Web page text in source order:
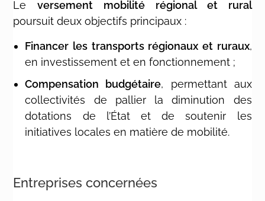
Leversement mobilité régional et rural
poursuit deux objectifs principaux :
Financer les transports régionaux et ruraux,
en investissement et en fonctionnement ;
Compensation budgétaire, permettant aux
collectivités de pallier la diminution des
dotations de l’État et de soutenir les
initiatives locales en matière de mobilité.
Entreprises concernées